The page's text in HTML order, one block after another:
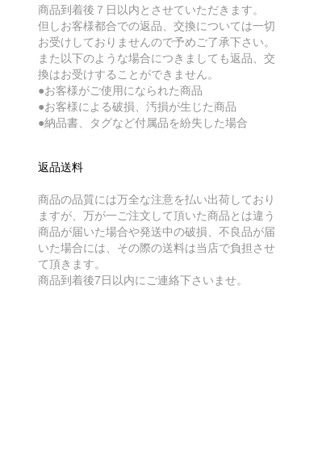
商品到着後７日以内とさせていただきます。
但しお客様都合での返品、交換については一切
お受けしておりませんので予めご了承下さい。
また以下のような場合につきましても返品、交
換はお受けすることができません。
●お客様がご使用になられた商品
●お客様による破損、汚損が生じた商品
●納品書、タグなど付属品を紛失した場合
返品送料
商品の品質には万全な注意を払い出荷しており
ますが、万が一ご注文して頂いた商品とは違う
商品が届いた場合や発送中の破損、不良品が届
いた場合には、その際の送料は当店で負担させ
て頂きます。
商品到着後7日以内にご連絡下さいませ。